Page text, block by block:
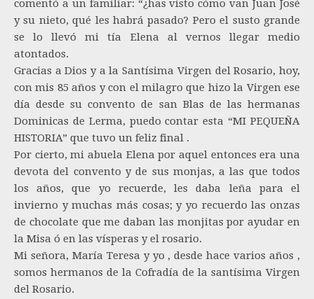
comentó a un familiar: “¿has visto cómo van Juan José
y su nieto, qué les habrá pasado? Pero el susto grande
se lo llevó mi tía Elena al vernos llegar medio
atontados.
Gracias a Dios y a la Santísima Virgen del Rosario, hoy,
con mis 85 años y con el milagro que hizo la Virgen ese
día desde su convento de san Blas de las hermanas
Dominicas de Lerma, puedo contar esta “MI PEQUEÑA
HISTORIA” que tuvo un feliz final .
Por cierto, mi abuela Elena por aquel entonces era una
devota del convento y de sus monjas, a las que todos
los años, que yo recuerde, les daba leña para el
invierno y muchas más cosas; y yo recuerdo las onzas
de chocolate que me daban las monjitas por ayudar en
la Misa ó en las vísperas y el rosario.
Mi señora, María Teresa y yo , desde hace varios años ,
somos hermanos de la Cofradía de la santísima Virgen
del Rosario.